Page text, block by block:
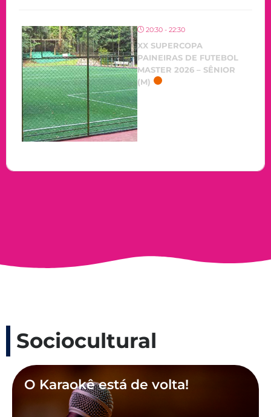
20:30 - 22:30
XX SUPERCOPA
PAINEIRAS DE FUTEBOL
MASTER 2026 – SÊNIOR
(M)
Sociocultural
O Karaokê está de volta!